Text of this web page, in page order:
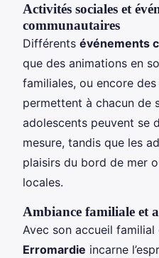
Activités sociales et
communautaires
Différents événements
que des animations en
familiales, ou encore
permettent à chacun de
adolescents peuvent se
mesure, tandis que les
plaisirs du bord de mer
locales.
Ambiance familiale et
Avec son accueil familial
Erromardie incarne